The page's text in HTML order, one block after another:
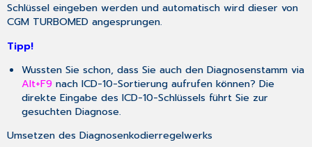
Schlüssel eingeben werden und automatisch wird dieser von
CGM TURBOMED angesprungen.
Tipp!
Wussten Sie schon, dass Sie auch den Diagnosenstamm via
Alt+F9nach ICD-10-Sortierung aufrufen können? Die
direkte Eingabe des ICD-10-Schlüssels führt Sie zur
gesuchten Diagnose.
Umsetzen des Diagnosenkodierregelwerks